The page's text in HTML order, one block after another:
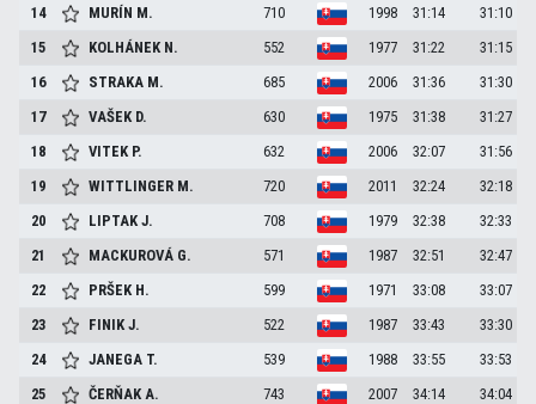
14
MURÍN M. 710 1998 31:14
31:10
15
KOLHÁNEK N. 552 1977 31:22
31:15
16
STRAKA M. 685 2006 31:36
31:30
17
VAŠEK D. 630 1975 31:38
31:27
18
VITEK P. 632 2006 32:07
31:56
19
WITTLINGER M. 720 2011 32:24
32:18
20
LIPTAKJ. 708 1979 32:38
32:33
21
MACKUROVÁ G. 571 1987 32:51
32:47
22
PRŠEK H. 599 1971 33:08
33:07
23
FINIKJ. 522 1987 33:43
33:30
24
JANEGA T. 539 1988 33:55
33:53
25
ČERŇAKA. 743 2007 34:14
34:04